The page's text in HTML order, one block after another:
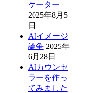
ケーター
2025年8月5
日
AIイメージ
論争 2025年
6月28日
AIカウンセ
ラーを作っ
てみました